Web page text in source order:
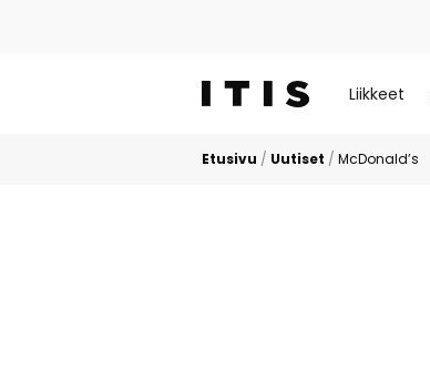
Liikkeet
Etusivu / Uutiset / McDonald’s